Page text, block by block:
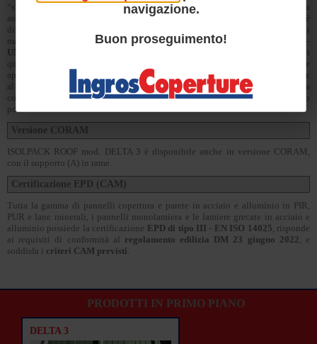
“s2” rappresenta un ridottissimo sviluppo dei fumi e “d0” indica assoluta
assenza di gocce e/o particelle infiammate. Negli ultimi anni, il test
è
diventato un requisito standard in Europa per il comportamento al fuoco dei
materiali per l'edilizia. Il nuovo standard europeo per i pannelli sandwich –
UNI EN 14509
ai fini della classificazione al fuoco. In
quanto prodotto ISOLPACK consente, unico in Italia, di progettare
applicazioni leggere, altamente isolanti con ineguagliati requisiti di reazione
al fuoco. In numerosi casi può sostituire il pannello in lana di roccia
considerate le sue caratteristiche di reazione al fuoco unite all'elevatissimo
potere termoisolante.
Versione CORAM
ISOLPACK ROOF mod. DELTA 3 è disponibile anche in versione CORAM,
con il supporto (A) in rame.
Certificazione EPD (CAM)
Tutta la gamma di pannelli copertura e parete in acciaio e alluminio in PIR,
PUR e lane minerali, i pannelli monolamiera e le lamiere grecate in acciaio e
alluminio possiede la certificazione EPD di tipo III - EN ISO 14025, risponde
ai requisiti di conformità al regolamento edilizia DM 23 giugno 2022, e
soddisfa i criteri CAM previsti.
PRODOTTI IN PRIMO PIANO
DELTA 3
navigazione.
Buon proseguimento!